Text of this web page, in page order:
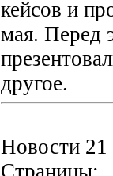
кейсов и
мая. Перед
другое.
Новости 21
Страницы: